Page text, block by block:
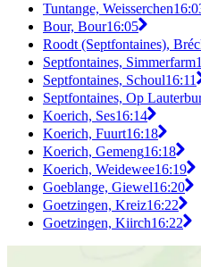
Tuntange, Weisserchen
Bour, Bour16:05
Roodt (Septfontaines),
Septfontaines, Simmerfarm
Septfontaines, Schoul16:11
Septfontaines, Op
Koerich, Ses16:14
Koerich, Fuurt16:18
Koerich, Gemeng16:18
Koerich, Weidewee16:19
Goeblange, Giewel16:20
Goetzingen, Kreiz16:22
Goetzingen, Kiirch16:22